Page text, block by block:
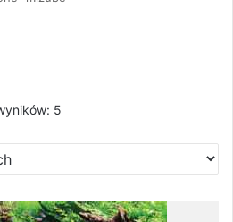
5
według
najnowszych